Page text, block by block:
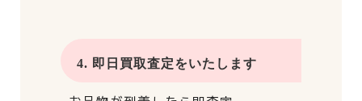
4. 即日買取査定をいたします